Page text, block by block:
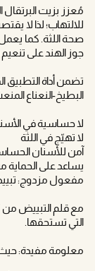
مُعزز بزيت
للالتهاب؛ لذا لا
صحة اللثة. كما
جوز الهند على
تضمن أداة التطبيق
البطيخ-النعناع
لا حساسية في
لا تهيّج في اللثة
آمن للأسنان
يساعد على الحماية
مفعول مزدوج:
التي تستحقها.
معلومة مفيدة: حيث